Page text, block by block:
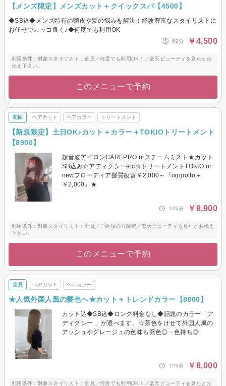
【メンズ限定】メンズカット＋クイックスパ【4500】
◆SB込◆メンズ特有の頭皮や髪の悩みを解決！経験豊富なスタイリストに
お任せでカッコ良く♪◆何度でも利用OK
60分 ￥4,500
利用条件：対象スタイリスト：全員／何度でも利用OK！／楽天ビューティを見たとお
伝え下さい。
このメニューで予約
初回 ヘアカット ヘアカラー トリートメント
【新規限定】土日OK♪カット＋カラー＋TOKIOトリートメント
【8900】
超音波アイロンCAREPRO orスチームミスト★カット
SB込み☆アディクシーetc☆トリートメントTOKIO or
newフローディア髪質改善￥2,000～『oggiotto＋
￥2,000』★
120分 ￥8,900
利用条件：対象スタイリスト：全員／ご新規の方限定／楽天ビューティを見たとお伝え
下さい。
このメニューで予約
全員 ヘアカット ヘアカラー
★人気外国人風の髪色へ★カット＋トレンドカラー【8000】
カット込◆SB込◆ロング料金なし◆話題のカラー「ア
ディクシー 」が選べます。☆茶色をけせて外国人風の
アッシュやグレージュの色味も発色◎・色持ち◎
120分 ￥8,000
利用条件：対象スタイリスト：全員／何度でも利用OK！／楽天ビューティを見たとお